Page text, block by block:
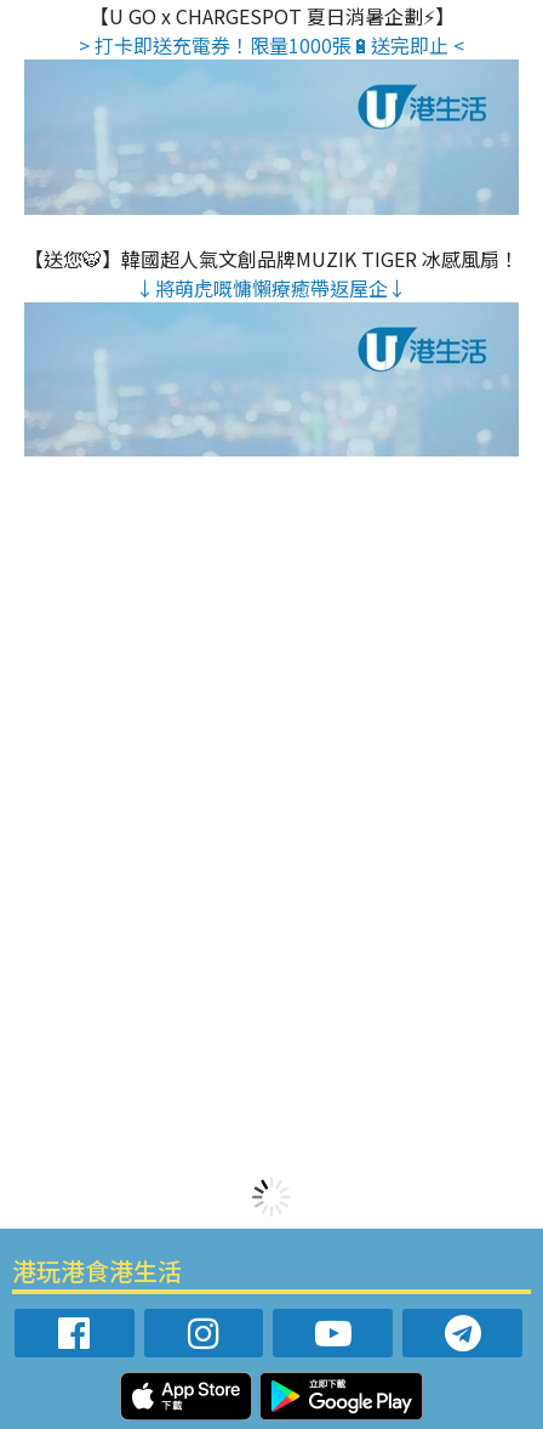
【U GO x CHARGESPOT 夏日消暑企劃⚡】
> 打卡即送充電券！限量1000張🔋送完即止 <
【送您🐯】韓國超人氣文創品牌MUZIK TIGER 冰感風扇！
↓將萌虎嘅慵懶療癒帶返屋企↓
港玩港食港生活